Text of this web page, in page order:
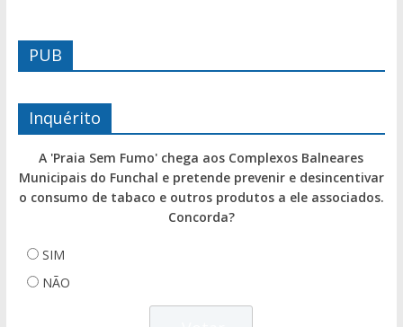
PUB
Inquérito
A 'Praia Sem Fumo' chega aos Complexos Balneares
Municipais do Funchal e pretende prevenir e desincentivar
o consumo de tabaco e outros produtos a ele associados.
Concorda?
SIM
NÃO